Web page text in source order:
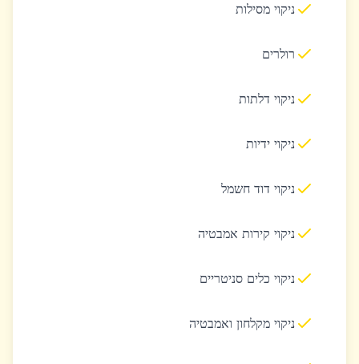
ניקוי מסילות
רולרים
ניקוי דלתות
ניקוי ידיות
ניקוי דוד חשמל
ניקוי קירות אמבטיה
ניקוי כלים סניטריים
ניקוי מקלחון ואמבטיה